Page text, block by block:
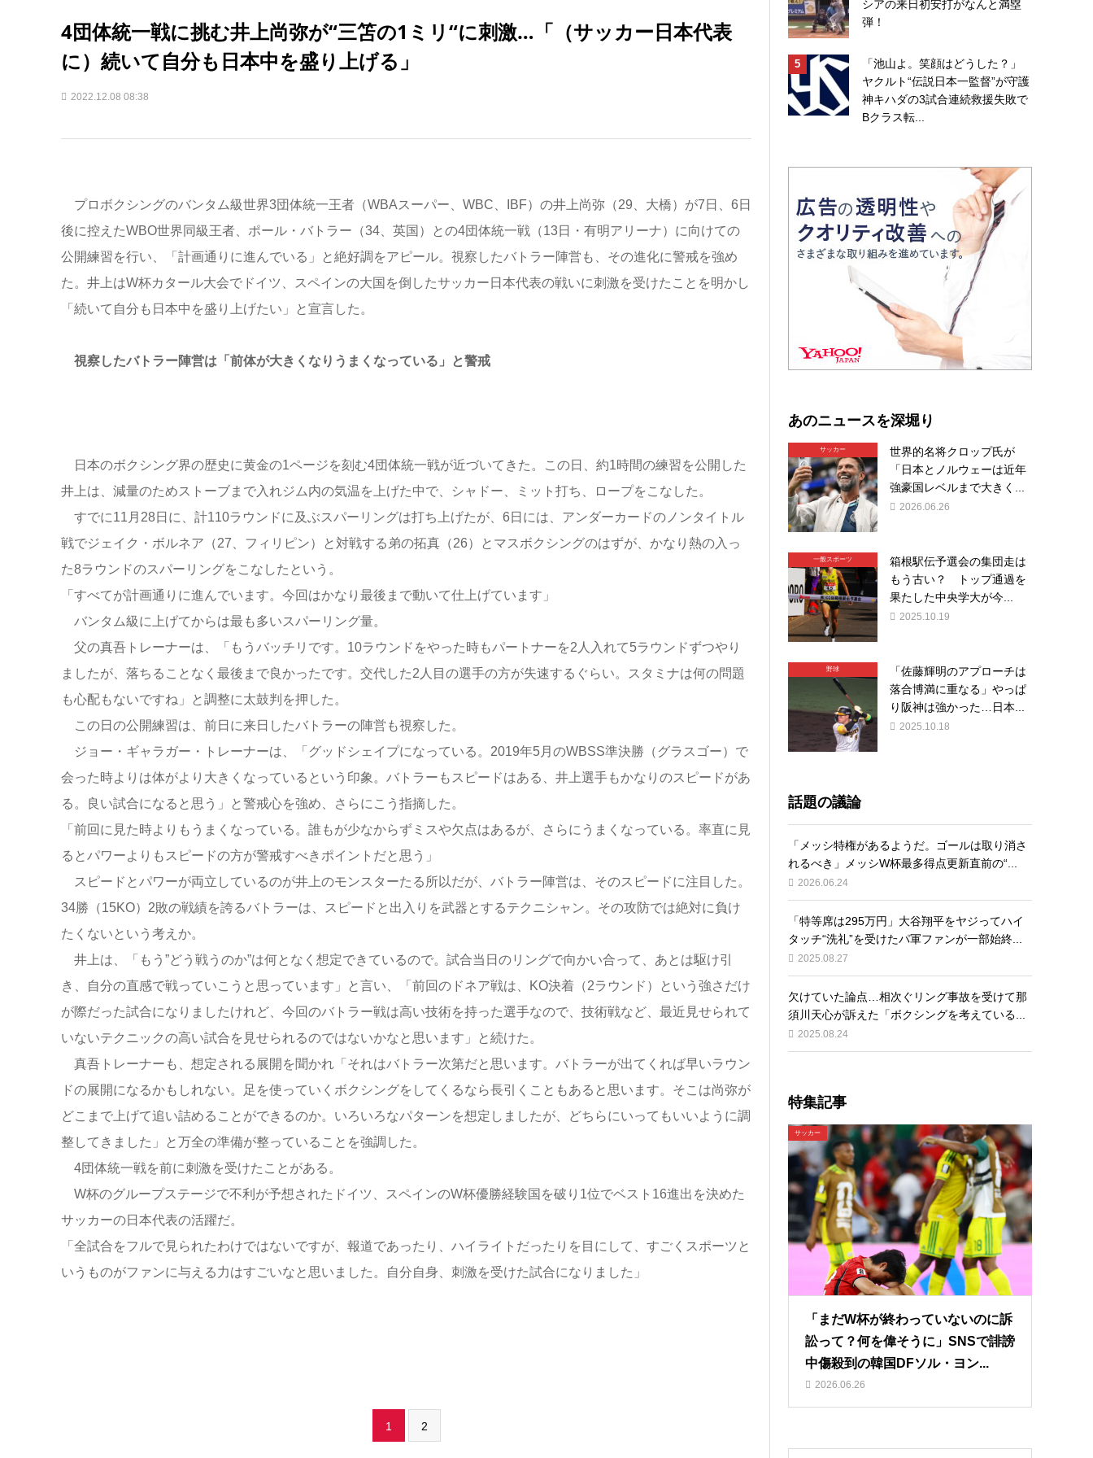
4団体統一戦に挑む井上尚弥が“三笘の1ミリ“に刺激…「（サッカー日本代表
に）続いて自分も日本中を盛り上げる」
2022.12.08 08:38
プロボクシングのバンタム級世界3団体統一王者（WBAスーパー、WBC、IBF）の井上尚弥（29、大橋）が7日、6日
後に控えたWBO世界同級王者、ポール・バトラー（34、英国）との4団体統一戦（13日・有明アリーナ）に向けての
公開練習を行い、「計画通りに進んでいる」と絶好調をアピール。視察したバトラー陣営も、その進化に警戒を強め
た。井上はW杯カタール大会でドイツ、スペインの大国を倒したサッカー日本代表の戦いに刺激を受けたことを明かし
「続いて自分も日本中を盛り上げたい」と宣言した。
視察したバトラー陣営は「前体が大きくなりうまくなっている」と警戒
日本のボクシング界の歴史に黄金の1ページを刻む4団体統一戦が近づいてきた。この日、約1時間の練習を公開した
井上は、減量のためストーブまで入れジム内の気温を上げた中で、シャドー、ミット打ち、ロープをこなした。
すでに11月28日に、計110ラウンドに及ぶスパーリングは打ち上げたが、6日には、アンダーカードのノンタイトル
戦でジェイク・ボルネア（27、フィリピン）と対戦する弟の拓真（26）とマスボクシングのはずが、かなり熱の入っ
た8ラウンドのスパーリングをこなしたという。
「すべてが計画通りに進んでいます。今回はかなり最後まで動いて仕上げています」
バンタム級に上げてからは最も多いスパーリング量。
父の真吾トレーナーは、「もうバッチリです。10ラウンドをやった時もパートナーを2人入れて5ラウンドずつやり
ましたが、落ちることなく最後まで良かったです。交代した2人目の選手の方が失速するぐらい。スタミナは何の問題
も心配もないですね」と調整に太鼓判を押した。
この日の公開練習は、前日に来日したバトラーの陣営も視察した。
ジョー・ギャラガー・トレーナーは、「グッドシェイプになっている。2019年5月のWBSS準決勝（グラスゴー）で
会った時よりは体がより大きくなっているという印象。バトラーもスピードはある、井上選手もかなりのスピードがあ
る。良い試合になると思う」と警戒心を強め、さらにこう指摘した。
「前回に見た時よりもうまくなっている。誰もが少なからずミスや欠点はあるが、さらにうまくなっている。率直に見
るとパワーよりもスピードの方が警戒すべきポイントだと思う」
スピードとパワーが両立しているのが井上のモンスターたる所以だが、バトラー陣営は、そのスピードに注目した。
34勝（15KO）2敗の戦績を誇るバトラーは、スピードと出入りを武器とするテクニシャン。その攻防では絶対に負け
たくないという考えか。
井上は、「もう”どう戦うのか”は何となく想定できているので。試合当日のリングで向かい合って、あとは駆け引
き、自分の直感で戦っていこうと思っています」と言い、「前回のドネア戦は、KO決着（2ラウンド）という強さだけ
が際だった試合になりましたけれど、今回のバトラー戦は高い技術を持った選手なので、技術戦など、最近見せられて
いないテクニックの高い試合を見せられるのではないかなと思います」と続けた。
真吾トレーナーも、想定される展開を聞かれ「それはバトラー次第だと思います。バトラーが出てくれば早いラウン
ドの展開になるかもしれない。足を使っていくボクシングをしてくるなら長引くこともあると思います。そこは尚弥が
どこまで上げて追い詰めることができるのか。いろいろなパターンを想定しましたが、どちらにいってもいいように調
整してきました」と万全の準備が整っていることを強調した。
4団体統一戦を前に刺激を受けたことがある。
W杯のグループステージで不利が予想されたドイツ、スペインのW杯優勝経験国を破り1位でベスト16進出を決めた
サッカーの日本代表の活躍だ。
「全試合をフルで見られたわけではないですが、報道であったり、ハイライトだったりを目にして、すごくスポーツと
いうものがファンに与える力はすごいなと思いました。自分自身、刺激を受けた試合になりました」
1 2
シアの来日初安打がなんと満塁
弾！
「池山よ。笑顔はどうした？」
ヤクルト“伝説日本一監督”が守護
神キハダの3試合連続救援失敗で
Bクラス転...
あのニュースを深堀り
サッカー
世界的名将クロップ氏が
「日本とノルウェーは近年
強豪国レベルまで大きく...
2026.06.26
一般スポーツ
箱根駅伝予選会の集団走は
もう古い？ トップ通過を
果たした中央学大が今...
2025.10.19
野球
「佐藤輝明のアプローチは
落合博満に重なる」やっぱ
り阪神は強かった…日本...
2025.10.18
話題の議論
「メッシ特権があるようだ。ゴールは取り消さ
れるべき」メッシW杯最多得点更新直前の“...
2026.06.24
「特等席は295万円」大谷翔平をヤジってハイ
タッチ“洗礼”を受けたパ軍ファンが一部始終...
2025.08.27
欠けていた論点…相次ぐリング事故を受けて那
須川天心が訴えた「ボクシングを考えている...
2025.08.24
特集記事
サッカー
「まだW杯が終わっていないのに訴
訟って？何を偉そうに」SNSで誹謗
中傷殺到の韓国DFソル・ヨン...
2026.06.26